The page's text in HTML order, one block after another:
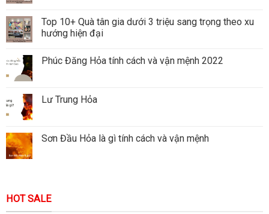
Top 10+ Quà tân gia dưới 3 triệu sang trọng theo xu
hướng hiện đại
Phúc Đăng Hỏa tính cách và vận mệnh 2022
Lư Trung Hỏa
Sơn Đầu Hỏa là gì tính cách và vận mệnh
HOT SALE